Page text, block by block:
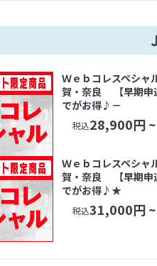
Ｗｅｂコレスペシ
賀・奈良 【早期申
でがお得♪－
税込28,900円 ~
Ｗｅｂコレスペシ
賀・奈良 【早期申
でがお得♪★
税込31,000円 ~